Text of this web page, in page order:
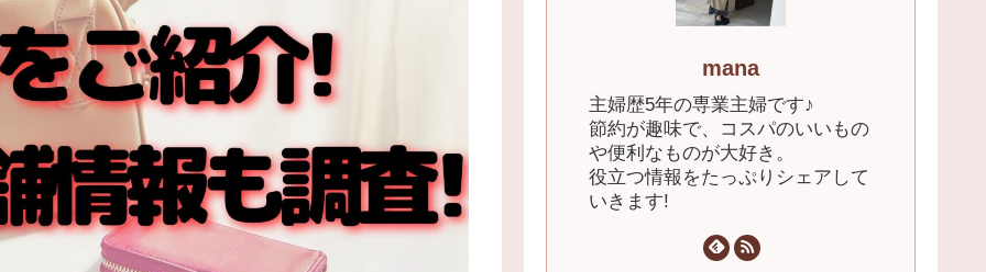
mana
主婦歴5年の専業主婦です♪
節約が趣味で、コスパのいいもの
や便利なものが大好き。
役立つ情報をたっぷりシェアして
いきます!